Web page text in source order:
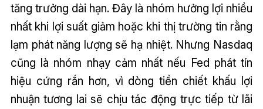
tăng trưởng dài hạn. Đây là nhóm hưởng lợi nhiều
nhất khi lợi suất giảm hoặc khi thị trường tin rằng
lạm phát năng lượng sẽ hạ nhiệt. Nhưng Nasdaq
cũng là nhóm nhạy cảm nhất nếu Fed phát tín
hiệu cứng rắn hơn, vì dòng tiền chiết khấu lợi
nhuận tương lai sẽ chịu tác động trực tiếp từ lãi